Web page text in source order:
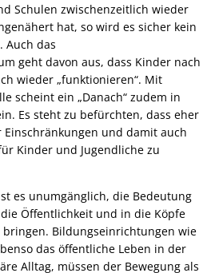
Schulen zwischenzeitlich wieder
hat, so wird es sicher kein
Auch das
geht davon aus, dass Kinder nach
wieder „funktionieren“. Mit
scheint ein „Danach“ zudem in
Es steht zu befürchten, dass eher
und damit auch
Kinder und Jugendliche zu
es unumgänglich, die Bedeutung
Öffentlichkeit und in die Köpfe
Bildungseinrichtungen wie
das öffentliche Leben in der
Alltag, müssen der Bewegung als